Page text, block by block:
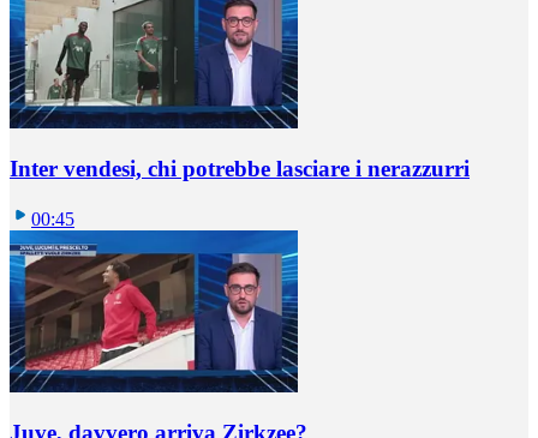
Inter vendesi, chi potrebbe lasciare i nerazzurri
00:45
Juve, davvero arriva Zirkzee?